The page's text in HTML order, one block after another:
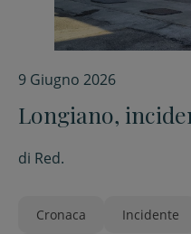
9 Giugno 2026
Longiano,
di Red.
Cronaca Incidente